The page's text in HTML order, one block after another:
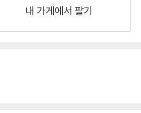
내 가게에서 팔기